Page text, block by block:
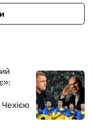
Чехією